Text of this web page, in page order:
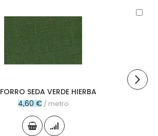
FORRO SEDA VERDE HIERBA
4,60 € / metro